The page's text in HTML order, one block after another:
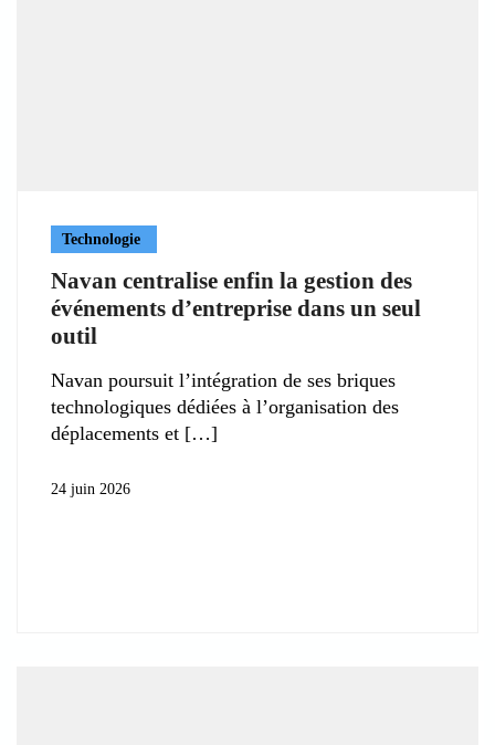
Technologie
Navan centralise enfin la gestion des
événements d’entreprise dans un seul
outil
Navan poursuit l’intégration de ses briques
technologiques dédiées à l’organisation des
déplacements et
24 juin 2026